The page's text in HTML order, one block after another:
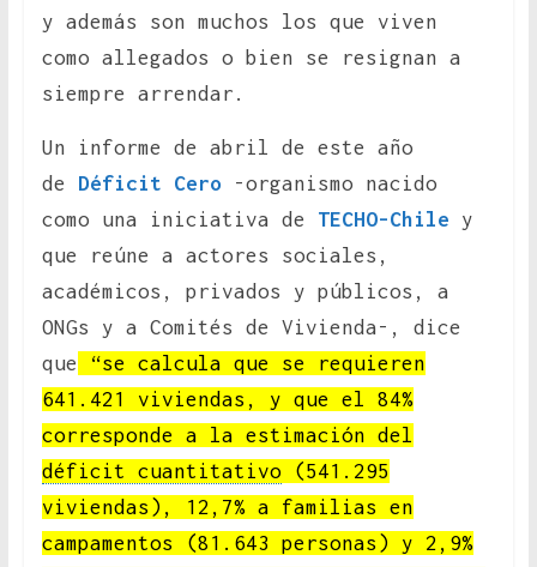
y además son muchos los que viven
como allegados o bien se resignan a
siempre arrendar.
Un informe de abril de este año
de Déficit Cero-organismo nacido
como una iniciativa de TECHO-Chile y
que reúne a actores sociales,
académicos, privados y públicos, a
ONGs y a Comités de Vivienda-, dice
que “se calcula que se requieren
641.421 viviendas, y que el 84%
corresponde a la estimación del
déficit cuantitativo(541.295
viviendas), 12,7% a familias en
campamentos (81.643 personas) y 2,9%